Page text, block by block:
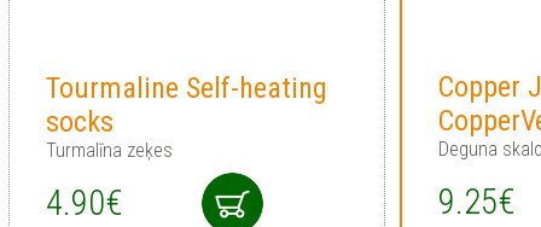
Tourmaline Self-heating
socks
Turmalīna zeķes
4.90€
Copper
Deguna
9.25€